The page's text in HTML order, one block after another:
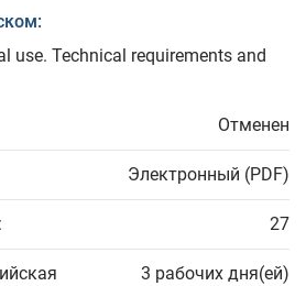
use. Technical requirements and
Отменен
Электронный (PDF)
27
3 рабочих дня(ей)